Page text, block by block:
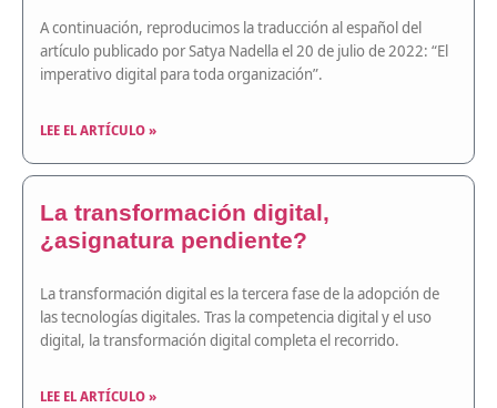
A continuación, reproducimos la traducción al español del
artículo publicado por Satya Nadella el 20 de julio de 2022: “El
imperativo digital para toda organización”.
LEE EL ARTÍCULO »
La transformación digital,
¿asignatura pendiente?
La transformación digital es la tercera fase de la adopción de
las tecnologías digitales. Tras la competencia digital y el uso
digital, la transformación digital completa el recorrido.
LEE EL ARTÍCULO »